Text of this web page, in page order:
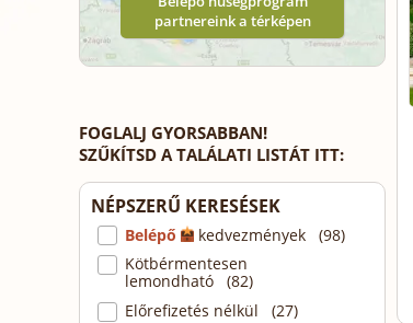
partnereink a térképen
FOGLALJ GYORSABBAN!
SZŰKÍTSD A TALÁLATI LISTÁT ITT:
NÉPSZERŰ KERESÉSEK
Belépő
kedvezmények (98)
Kötbérmentesen
lemondható (82)
Előrefizetés nélkül (27)